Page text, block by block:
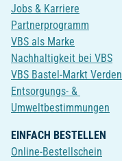
Jobs & Karriere
Partnerprogramm
VBS als Marke
Nachhaltigkeit bei VBS
VBS Bastel-Markt Verden
Entsorgungs- &
Umweltbestimmungen
EINFACH BESTELLEN
Online-Bestellschein